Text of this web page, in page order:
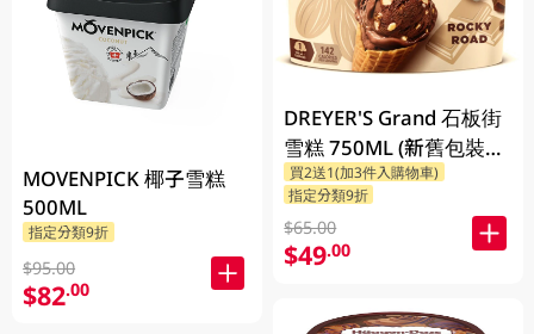
MOVENPICK 椰子雪糕
500ML
指定分類9折
$95.00
$82.00
DREYER'S Grand 石板街
雪糕 750ML (新舊包裝隨
機發貨)
買2送1(加3件入購物車)
指定分類9折
$65.00
$49.00